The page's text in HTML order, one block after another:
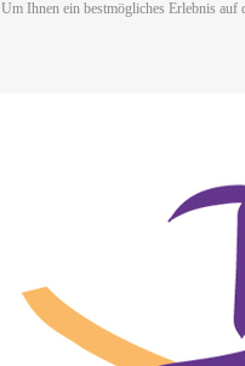
Um Ihnen ein bestmögliches Erlebnis